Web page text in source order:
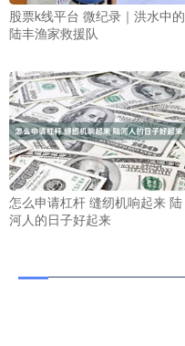
股票k线平台 微纪录｜洪水中的
陆丰渔家救援队
怎么申请杠杆 缝纫机响起来 陆
河人的日子好起来